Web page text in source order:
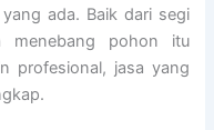
ada. Baik dari segi
menebang pohon itu
profesional, jasa yang